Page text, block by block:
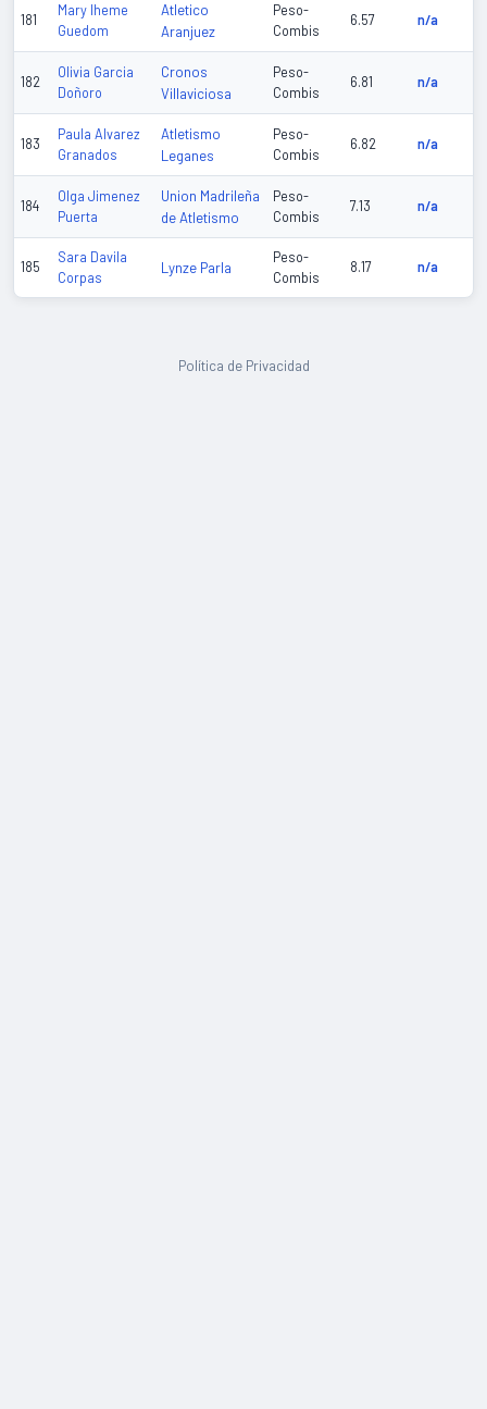
181
Mary Iheme
Guedom
Atletico
Aranjuez
Peso-
Combis
6.57 n/a
182
Olivia Garcia
Doñoro
Cronos
Villaviciosa
Peso-
Combis
6.81 n/a
183
Paula Alvarez
Granados
Atletismo
Leganes
Peso-
Combis
6.82 n/a
184
Olga Jimenez
Puerta
Union Madrileña
de Atletismo
Peso-
Combis
7.13 n/a
185
Sara Davila
Corpas
Lynze Parla
Peso-
Combis
8.17 n/a
Política de Privacidad